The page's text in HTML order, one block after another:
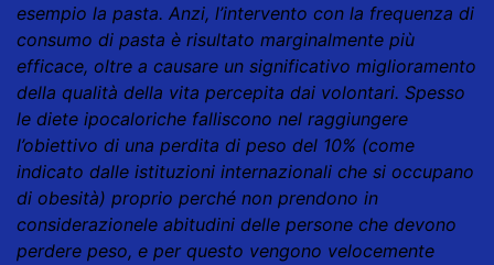
esempio la pasta. Anzi, l’intervento con la frequenza di
consumo di pasta è risultato marginalmente più
efficace, oltre a causare un significativo miglioramento
della qualità della vita percepita dai volontari. Spesso
le diete ipocaloriche falliscono nel raggiungere
l’obiettivo di una perdita di peso del 10% (come
indicato dalle istituzioni internazionali che si occupano
di obesità) proprio perché non prendono in
considerazionele abitudini delle persone che devono
perdere peso, e per questo vengono velocemente